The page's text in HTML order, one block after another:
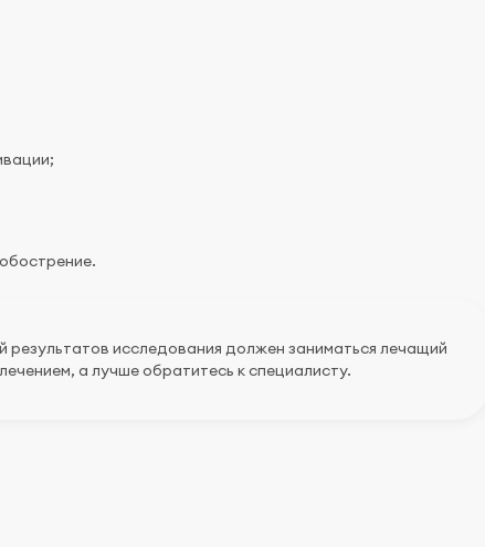
исследования должен заниматься лечащий
а лучше обратитесь к специалисту.